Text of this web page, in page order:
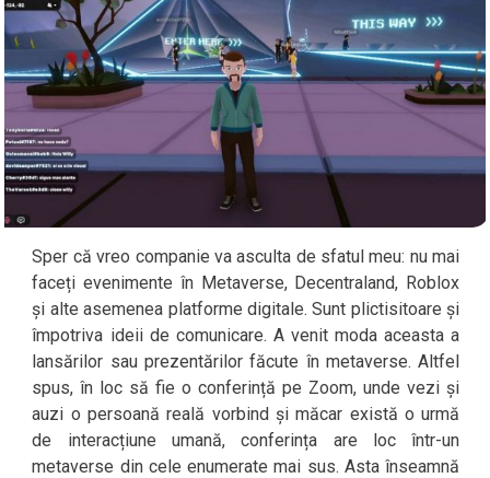
Sper că vreo companie va asculta de sfatul meu: nu mai
faceți evenimente în Metaverse, Decentraland, Roblox
și alte asemenea platforme digitale. Sunt plictisitoare și
împotriva ideii de comunicare. A venit moda aceasta a
lansărilor sau prezentărilor făcute în metaverse. Altfel
spus, în loc să fie o conferință pe Zoom, unde vezi și
auzi o persoană reală vorbind și măcar există o urmă
de interacțiune umană, conferința are loc într-un
metaverse din cele enumerate mai sus. Asta înseamnă